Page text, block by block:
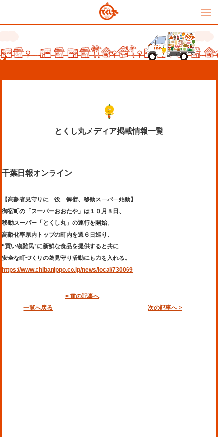
オススメリンク
お問合せ
とくし丸メディア掲載情報一覧
千葉日報オンライン
【高齢者見守りに一役 御宿、移動スーパー始動】
御宿町の「スーパーおおたや」は１０月８日、
移動スーパー「とくし丸」の運行を開始。
高齢化率県内トップの町内を週６日巡り、
“買い物難民”に新鮮な食品を提供すると共に
安全な町づくりの為見守り活動にも力を入れる。
https://www.chibanippo.co.jp/news/local/730069
< 前の記事へ
一覧へ戻る
次の記事へ >